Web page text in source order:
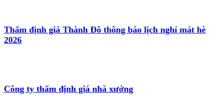
Thẩm định giá Thành Đô thông báo lịch nghỉ mát hè
2026
Công ty thẩm định giá nhà xưởng